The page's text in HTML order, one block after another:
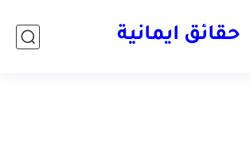
حقائق ايمانية